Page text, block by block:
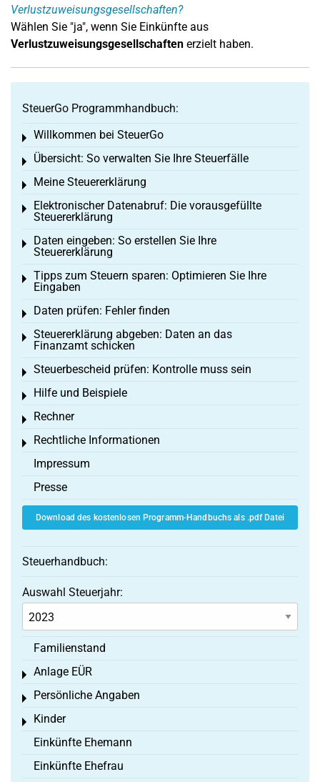
Verlustzuweisungsgesellschaften?
Wählen Sie "ja", wenn Sie Einkünfte aus
Verlustzuweisungsgesellschaften erzielt haben.
SteuerGo Programmhandbuch:
Willkommen bei SteuerGo
Toggle menu
Übersicht: So verwalten Sie Ihre Steuerfälle
Toggle menu
Meine Steuererklärung
Toggle menu
Elektronischer Datenabruf: Die vorausgefüllte
Steuererklärung
Toggle menu
Daten eingeben: So erstellen Sie Ihre
Steuererklärung
Toggle menu
Tipps zum Steuern sparen: Optimieren Sie Ihre
Eingaben
Toggle menu
Daten prüfen: Fehler finden
Toggle menu
Steuererklärung abgeben: Daten an das
Finanzamt schicken
Toggle menu
Steuerbescheid prüfen: Kontrolle muss sein
Toggle menu
Hilfe und Beispiele
Toggle menu
Rechner
Toggle menu
Rechtliche Informationen
Toggle menu
Impressum
Presse
Download des kostenlosen Programm-Handbuchs als .pdf Datei
Steuerhandbuch:
Auswahl Steuerjahr:
Familienstand
Anlage EÜR
Toggle menu
Persönliche Angaben
Toggle menu
Kinder
Toggle menu
Einkünfte Ehemann
Einkünfte Ehefrau